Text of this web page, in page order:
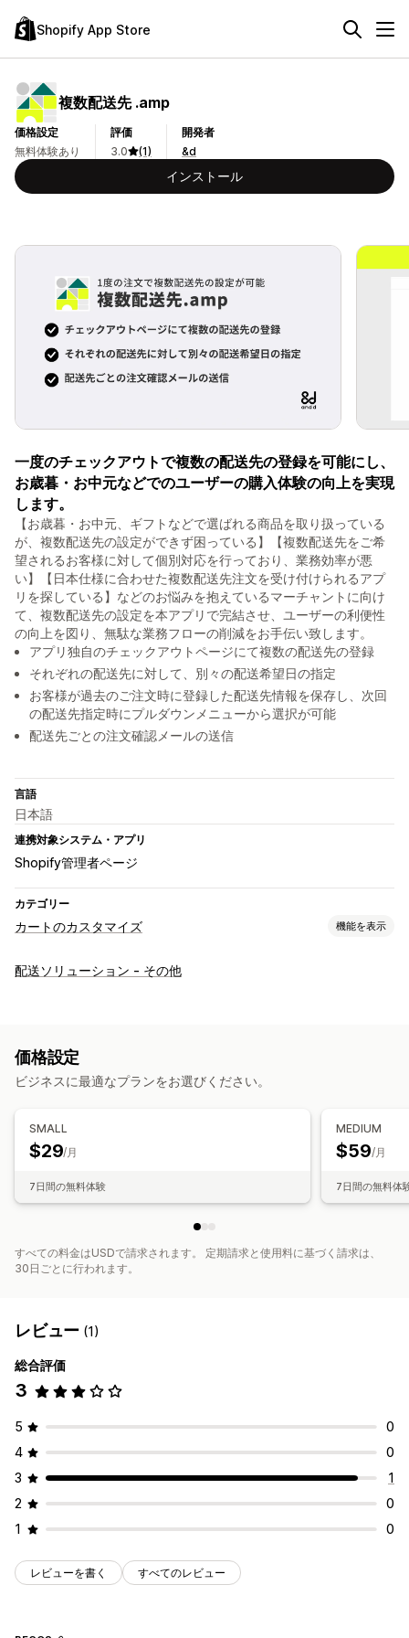
Shopify App Store
複数配送先 .amp
価格設定
無料体験あり
評価
3.0
(1)
開発者
&d
インストール
一度のチェックアウトで複数の配送先の登録を可能にし、
お歳暮・お中元などでのユーザーの購入体験の向上を実現
します。
【お歳暮・お中元、ギフトなどで選ばれる商品を取り扱っている
が、複数配送先の設定ができず困っている】【複数配送先をご希
望されるお客様に対して個別対応を行っており、業務効率が悪
い】【日本仕様に合わせた複数配送先注文を受け付けられるアプ
リを探している】などのお悩みを抱えているマーチャントに向け
て、複数配送先の設定を本アプリで完結させ、ユーザーの利便性
の向上を図り、無駄な業務フローの削減をお手伝い致します。
アプリ独自のチェックアウトページにて複数の配送先の登録
それぞれの配送先に対して、別々の配送希望日の指定
お客様が過去のご注文時に登録した配送先情報を保存し、次回
の配送先指定時にプルダウンメニューから選択が可能
配送先ごとの注文確認メールの送信
言語
日本語
連携対象システム・アプリ
Shopify管理者ページ
カテゴリー
カートのカスタマイズ 機能を表示
チェックアウト環境のカスタマイズ
配送ソリューション - その他
価格設定
ビジネスに最適なプランをお選びください。
SMALL
$29/月
7日間の無料体験
MEDIUM
$59/月
7日間の無料体
すべての料金はUSDで請求されます。 定期請求と使用料に基づく請求は、
30日ごとに行われます。
レビュー (1)
総合評価
3
5
0
4
0
3
1
2
0
1
0
レビューを書く すべてのレビュー